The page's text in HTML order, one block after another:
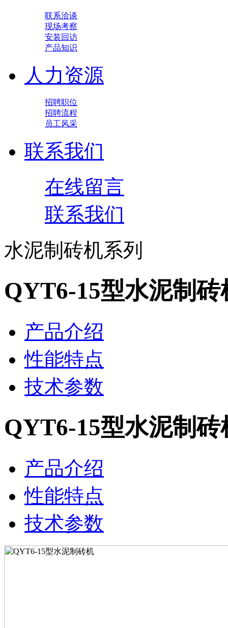
联系洽谈
现场考察
安装回访
产品知识
人力资源
招聘职位
招聘流程
员工风采
联系我们
在线留言
联系我们
水泥制砖机系列
QYT6-15型水泥制砖
产品介绍
性能特点
技术参数
QYT6-15型水泥制砖
产品介绍
性能特点
技术参数